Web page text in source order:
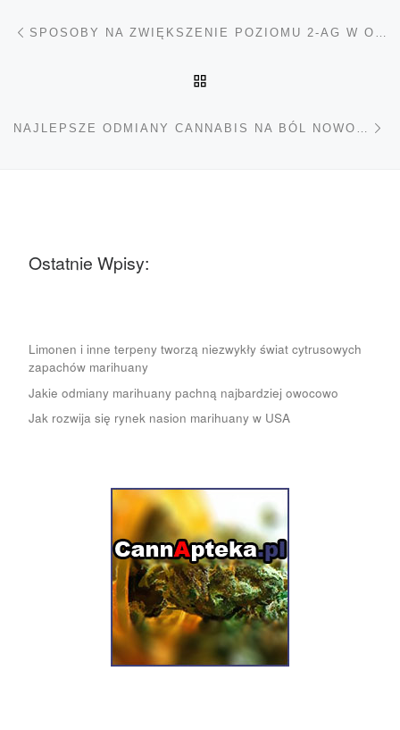
Nawigacja wpisu
Ostatnie Wpisy:
Limonen i inne terpeny tworzą niezwykły świat cytrusowych
zapachów marihuany
Jakie odmiany marihuany pachną najbardziej owocowo
Jak rozwija się rynek nasion marihuany w USA